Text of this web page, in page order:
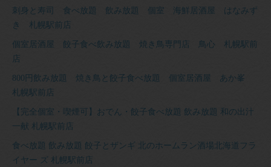
刺身と寿司 食べ放題 飲み放題 個室 海鮮居酒屋 はなみず
き 札幌駅前店
個室居酒屋 餃子食べ飲み放題 焼き鳥専門店 鳥心 札幌駅前
店
800円飲み放題 焼き鳥と餃子食べ放題 個室居酒屋 あか峯
札幌駅前店
【完全個室・喫煙可】おでん・餃子食べ放題 飲み放題 和の出汁
一献 札幌駅前店
食べ放題 飲み放題 餃子とザンギ 北のホームラン酒場北海道フラ
イヤー ズ 札幌駅前店